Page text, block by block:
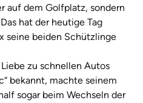
auf dem Golfplatz, sondern
hat der heutige Tag
seine beiden Schützlinge
zu schnellen Autos
bekannt, machte seinem
sogar beim Wechseln der